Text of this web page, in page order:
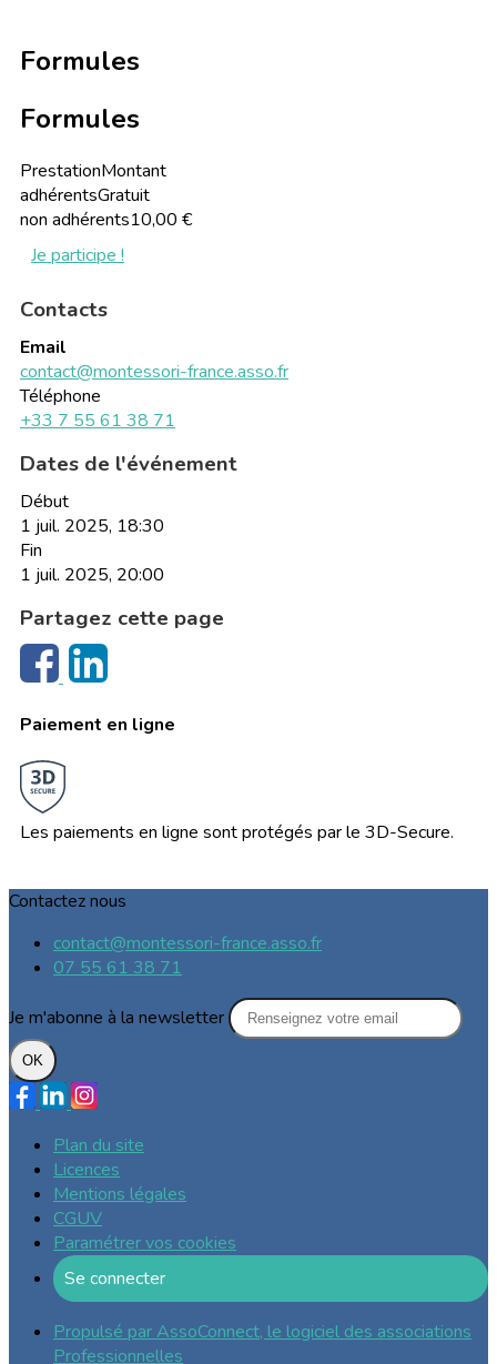
Formules
Formules
PrestationMontant
adhérentsGratuit
non adhérents10,00 €
Je participe !
Contacts
Email
contact@montessori-france.asso.fr
Téléphone
+33 7 55 61 38 71
Dates de l'événement
Début
1 juil. 2025, 18:30
Fin
1 juil. 2025, 20:00
Partagez cette page
Paiement en ligne
Les paiements en ligne sont protégés par le 3D-Secure.
Contactez nous
contact@montessori-france.asso.fr
07 55 61 38 71
Je m'abonne à la newsletter
OK
Plan du site
Licences
Mentions légales
CGUV
Paramétrer vos cookies
Se connecter
Propulsé par AssoConnect, le logiciel des associations
Professionnelles